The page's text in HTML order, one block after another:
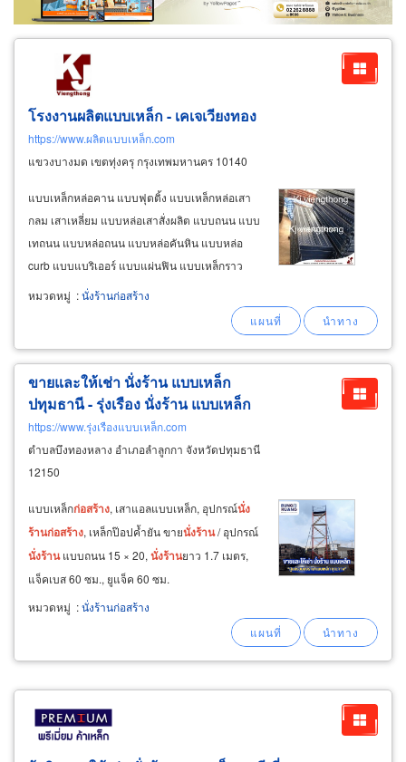
โรงงานผลิตแบบเหล็ก - เคเจเวียงทอง
https://www.ผลิตแบบเหล็ก.com
แขวงบางมด เขตทุ่งครุ กรุงเทพมหานคร 10140
แบบเหล็กหล่อคาน แบบฟุตติ้ง แบบเหล็กหล่อเสา
กลม เสาเหลี่ยม แบบหล่อเสาสั่งผลิต แบบถนน แบบ
เทถนน แบบหล่อถนน แบบหล่อคันหิน แบบหล่อ
curb แบบแบริเออร์ แบบแผ่นฟิน แบบเหล็กราว
สะพาน แบบหล่อบ่อพัก แบบหล่อบ่อกลม แบบหล่อ
บ่อเหลี่ยม แบบเหล็กหล่อบ่อ แบบหล่อฐานเสา
ไฟฟ้า แบบพิเศษต่างๆ โรงงานผลิตและจำหน่าย
นั่งร้านพร้อมอุปกรณ์งานนั่งร้านก่อสร้าง
หมวดหมู่ :นั่งร้านก่อสร้าง
ขายและให้เช่า นั่งร้าน แบบเหล็ก
ปทุมธานี - รุ่งเรือง นั่งร้าน แบบเหล็ก
https://www.รุ่งเรืองแบบเหล็ก.com
ตำบลบึงทองหลาง อำเภอลำลูกกา จังหวัดปทุมธานี
12150
แบบเหล็กก่อสร้าง, เสาแอลแบบเหล็ก, อุปกรณ์นั่ง
ร้านก่อสร้าง, เหล็กป๊อปค้ำยัน ขายนั่งร้าน/ อุปกรณ์
นั่งร้านแบบถนน 15 × 20, นั่งร้านยาว 1.7 เมตร,
แจ็คเบส 60 ซม., ยูแจ็ค 60 ซม.
หมวดหมู่ :นั่งร้านก่อสร้าง